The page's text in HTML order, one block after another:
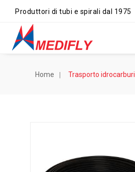
Produttori di tubi e spirali dal 1975
Home Trasporto idrocarburi